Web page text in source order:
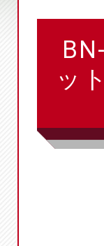
ット